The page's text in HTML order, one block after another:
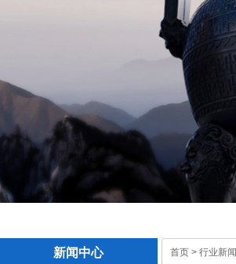
新闻中心 首页 > 行业新闻